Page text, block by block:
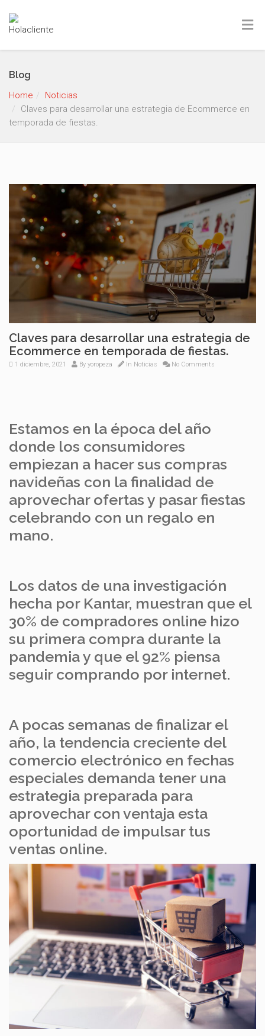
Blog
Home
Noticias
Claves para desarrollar una estrategia de Ecommerce en
temporada de fiestas.
Claves para desarrollar una estrategia de
Ecommerce en temporada de fiestas.
1 diciembre, 2021 By yoropeza In Noticias No Comments
Estamos en la época del año
donde los consumidores
empiezan a hacer sus compras
navideñas con la finalidad de
aprovechar ofertas y pasar fiestas
celebrando con un regalo en
mano.
Los datos de una investigación
hecha por Kantar, muestran que el
30% de compradores online hizo
su primera compra durante la
pandemia y que el 92% piensa
seguir comprando por internet.
A pocas semanas de finalizar el
año, la tendencia creciente del
comercio electrónico en fechas
especiales demanda tener una
estrategia preparada para
aprovechar con ventaja esta
oportunidad de impulsar tus
ventas online.